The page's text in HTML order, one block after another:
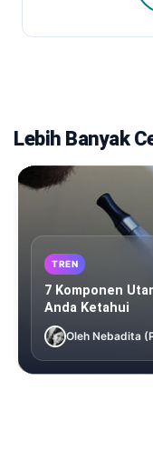
Lebih Banyak
TREN
7 Komponen
Anda Ketahui
Oleh Nebadita